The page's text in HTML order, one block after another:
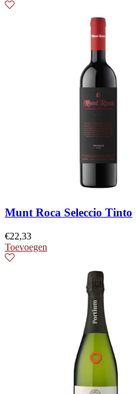
Munt Roca Seleccio Tinto
€22,33
Toevoegen